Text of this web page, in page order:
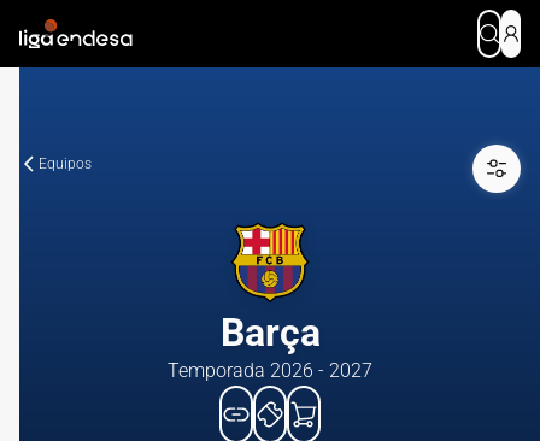
Equipos
Barça
Temporada 2026 - 2027